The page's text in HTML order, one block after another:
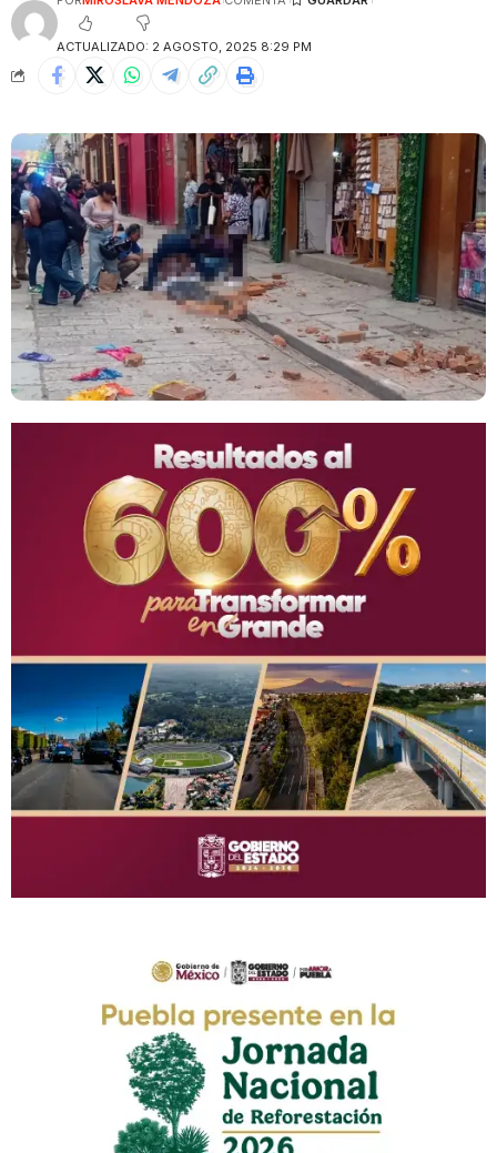
ACTUALIZADO: 2 AGOSTO, 2025 8:29 PM